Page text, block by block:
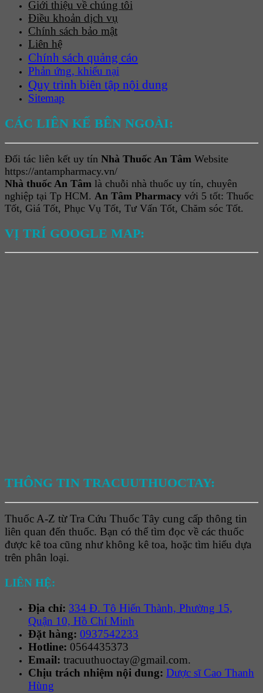
Giới thiệu về chúng tôi
Điều khoản dịch vụ
Chính sách bảo mật
Liên hệ
Chính sách quảng cáo
Phản ứng, khiếu nại
Quy trình biên tập nội dung
Sitemap
CÁC LIÊN KẾ BÊN NGOÀI:
Đối tác liên kết uy tín Nhà Thuốc An Tâm Website
https://antampharmacy.vn/
Nhà thuốc An Tâm là chuỗi nhà thuốc uy tín, chuyên
nghiệp tại Tp HCM. An Tâm Pharmacy với 5 tốt: Thuốc
Tốt, Giá Tốt, Phục Vụ Tốt, Tư Vấn Tốt, Chăm sóc Tốt.
VỊ TRÍ GOOGLE MAP:
THÔNG TIN TRACUUTHUOCTAY:
Thuốc A-Z từ Tra Cứu Thuốc Tây cung cấp thông tin
liên quan đến thuốc. Bạn có thể tìm đọc về các thuốc
được kê toa cũng như không kê toa, hoặc tìm hiểu dựa
trên phân loại.
LIÊN HỆ:
Địa chỉ: 334 Đ. Tô Hiến Thành, Phường 15,
Quận 10, Hồ Chí Minh
Đặt hàng: 0937542233
Hotline: 0564435373
Email: tracuuthuoctay@gmail.com.
Chịu trách nhiệm nội dung: Dược sĩ Cao Thanh
Hùng